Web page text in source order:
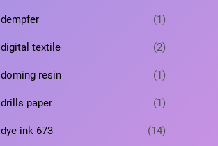
а
р
в
р
о
в
р
dempfer 1 1
о
в
р
digital textile 22
о
в
р
doming resin 1 1
о
в
drills paper 1 1
о
dye ink 673 141